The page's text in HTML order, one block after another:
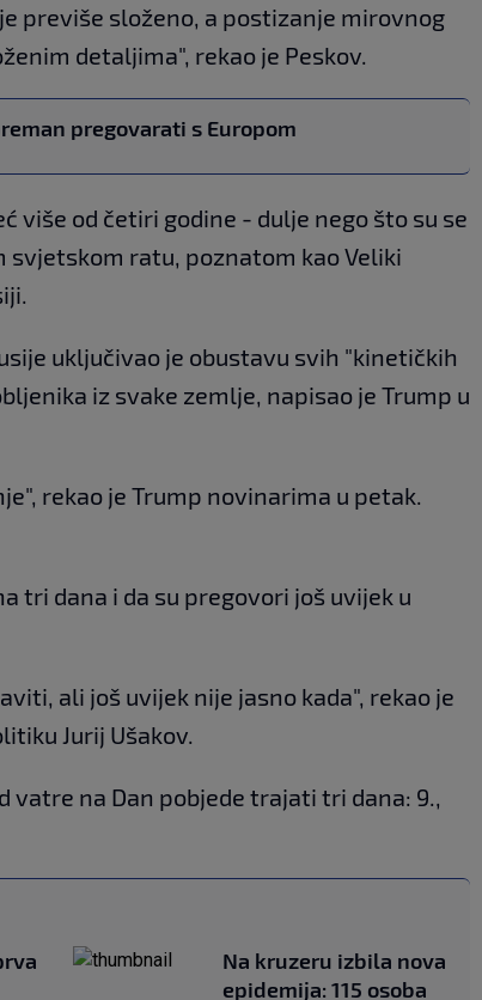
previše složeno, a postizanje mirovnog
detaljima", rekao je Peskov.
pregovarati s Europom
više od četiri godine - dulje nego što su se
svjetskom ratu, poznatom kao Veliki
uključivao je obustavu svih "kinetičkih
iz svake zemlje, napisao je Trump u
rekao je Trump novinarima u petak.
tri dana i da su pregovori još uvijek u
ali još uvijek nije jasno kada", rekao je
Jurij Ušakov.
vatre na Dan pobjede trajati tri dana: 9.,
Na kruzeru izbila nova
epidemija: 115 osoba